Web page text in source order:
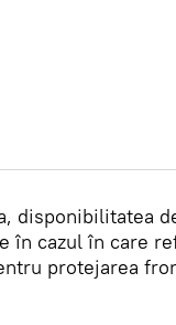
disponibilitatea
în cazul în care
protejarea